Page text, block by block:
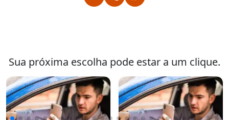
Sua próxima escolha pode estar a um clique.